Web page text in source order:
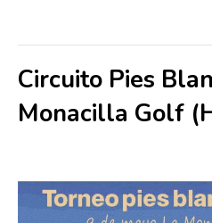
Circuito Pies
Monacilla Golf